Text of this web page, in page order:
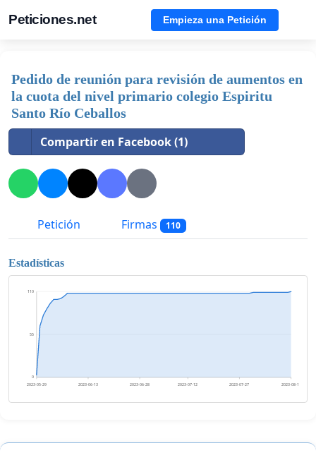
Peticiones.net Empieza una Petición
Pedido de reunión para revisión de aumentos en
la cuota del nivel primario colegio Espiritu
Santo Río Ceballos
Compartir en Facebook (1)
Petición Firmas 110
Estadísticas
0
55
110
2023-05-29 2023-06-13 2023-06-28 2023-07-12 2023-07-27 2023-08-11